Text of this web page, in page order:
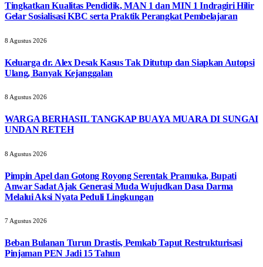
Tingkatkan Kualitas Pendidik, MAN 1 dan MIN 1 Indragiri Hilir
Gelar Sosialisasi KBC serta Praktik Perangkat Pembelajaran
8 Agustus 2026
Keluarga dr. Alex Desak Kasus Tak Ditutup dan Siapkan Autopsi
Ulang, Banyak Kejanggalan
8 Agustus 2026
WARGA BERHASIL TANGKAP BUAYA MUARA DI SUNGAI
UNDAN RETEH
8 Agustus 2026
Pimpin Apel dan Gotong Royong Serentak Pramuka, Bupati
Anwar Sadat Ajak Generasi Muda Wujudkan Dasa Darma
Melalui Aksi Nyata Peduli Lingkungan
7 Agustus 2026
Beban Bulanan Turun Drastis, Pemkab Taput Restrukturisasi
Pinjaman PEN Jadi 15 Tahun‎